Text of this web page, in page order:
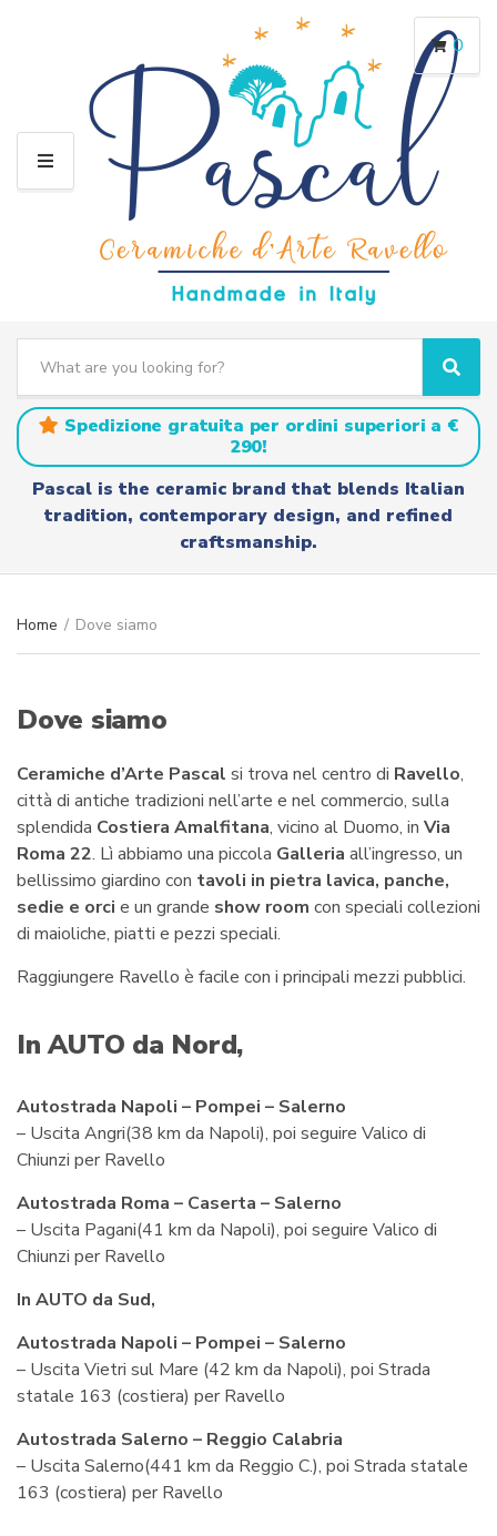
M
a
t
g
a
r
c
h
S
e
a
r
c
h
Spedizione gratuita per ordini superiori a €
290!
Pascal is the ceramic brand that blends Italian
tradition, contemporary design, and refined
craftsmanship.
0
Home / Dove siamo
Dove siamo
Ceramiche d’Arte Pascal si trova nel centro di Ravello,
città di antiche tradizioni nell’arte e nel commercio, sulla
splendida Costiera Amalfitana, vicino al Duomo, in Via
Roma 22. Lì abbiamo una piccola Galleria all’ingresso, un
bellissimo giardino con tavoli in pietra lavica, panche,
sedie e orci e un grande show room con speciali collezioni
di maioliche, piatti e pezzi speciali.
Raggiungere Ravello è facile con i principali mezzi pubblici.
In AUTO da Nord,
Autostrada Napoli – Pompei – Salerno
– Uscita Angri(38 km da Napoli), poi seguire Valico di
Chiunzi per Ravello
Autostrada Roma – Caserta – Salerno
– Uscita Pagani(41 km da Napoli), poi seguire Valico di
Chiunzi per Ravello
In AUTO da Sud,
Autostrada Napoli – Pompei – Salerno
– Uscita Vietri sul Mare (42 km da Napoli), poi Strada
statale 163 (costiera) per Ravello
Autostrada Salerno – Reggio Calabria
– Uscita Salerno(441 km da Reggio C.), poi Strada statale
163 (costiera) per Ravello